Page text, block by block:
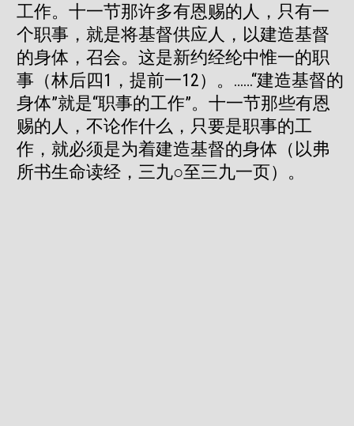
工作。十一节那许多有恩赐的人，只有一
个职事，就是将基督供应人，以建造基督
的身体，召会。这是新约经纶中惟一的职
事（林后四1，提前一12）。……“建造基督的
身体”就是“职事的工作”。十一节那些有恩
赐的人，不论作什么，只要是职事的工
作，就必须是为着建造基督的身体（以弗
所书生命读经，三九○至三九一页）。